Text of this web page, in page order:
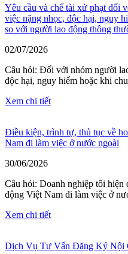
Yêu cầu và chế tài xử phạt đối
việc nặng nhọc, độc hại, nguy
so với người lao động thông
02/07/2026
Câu hỏi: Đối với nhóm người
độc hại, nguy hiểm hoặc khi
Xem chi tiết
Điều kiện, trình tự, thủ tục về
Nam đi làm việc ở nước ngoài
30/06/2026
Câu hỏi: Doanh nghiệp tôi hiện
động Việt Nam đi làm việc ở
Xem chi tiết
Dịch Vụ Tư Vấn Đăng Ký Nội